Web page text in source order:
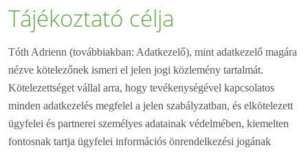
Tájékoztató célja
Tóth Adrienn (továbbiakban: Adatkezelő), mint adatkezelő magára
nézve kötelezőnek ismeri el jelen jogi közlemény tartalmát.
Kötelezettséget vállal arra, hogy tevékenységével kapcsolatos
minden adatkezelés megfelel a jelen szabályzatban, és elkötelezett
ügyfelei és partnerei személyes adatainak védelmében, kiemelten
fontosnak tartja ügyfelei információs önrendelkezési jogának